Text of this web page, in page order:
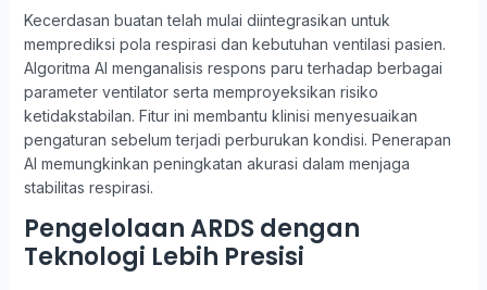
Kecerdasan buatan telah mulai diintegrasikan untuk
memprediksi pola respirasi dan kebutuhan ventilasi pasien.
Algoritma AI menganalisis respons paru terhadap berbagai
parameter ventilator serta memproyeksikan risiko
ketidakstabilan. Fitur ini membantu klinisi menyesuaikan
pengaturan sebelum terjadi perburukan kondisi. Penerapan
AI memungkinkan peningkatan akurasi dalam menjaga
stabilitas respirasi.
Pengelolaan ARDS dengan
Teknologi Lebih Presisi